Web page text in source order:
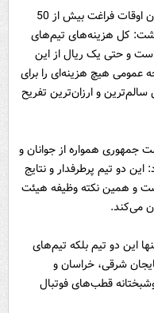
سلطانی‌فر جایگاه فوتبال و ورزش در پرکردن اوقات فراغت بیش از 50
داشت: کل هزینه‌های تیم‌های
میلیارد تومان است و حتی یک ریال از این
عمومی هیچ هزینه‌ای را برای
و ارزان‌ترین تفریح
جمهوری همواره از جوانان و
دو تیم پرطرفدار و نتایج
و همین نکته وظیفه هیئت
می‌کند.
این دو تیم بلکه تیم‌های
شرقی، خراسان و
قطب‌های فوتبال